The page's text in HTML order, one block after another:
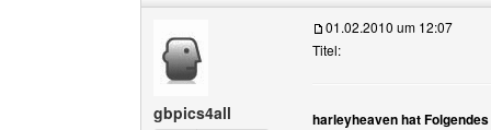
gbpics4all
01.02.2010 um 12:07
Titel:
harleyheaven hat